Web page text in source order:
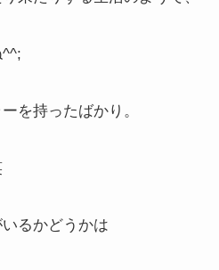
を持ったばかり。
るかどうかは